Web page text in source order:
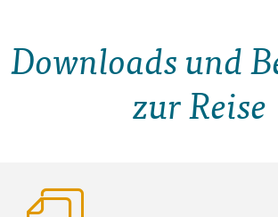
Downloads und
zur Reise